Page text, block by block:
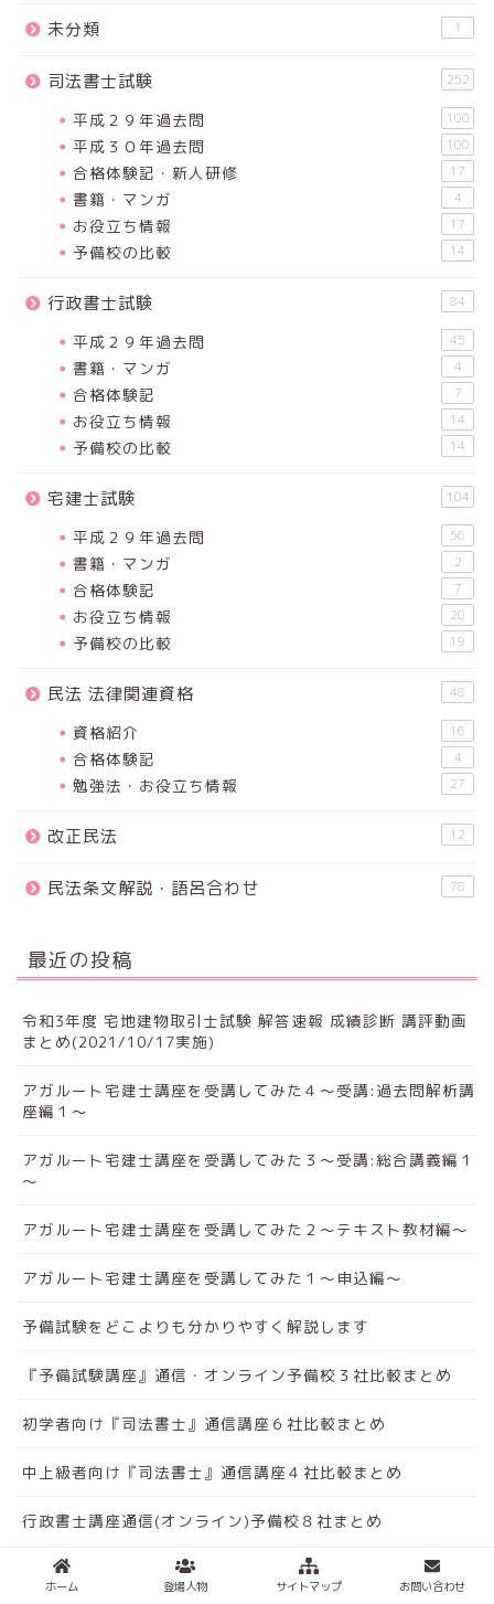
未分類 1
司法書士試験 252
平成２９年過去問 100
平成３０年過去問 100
合格体験記・新人研修 17
書籍・マンガ 4
お役立ち情報 17
予備校の比較 14
行政書士試験 84
平成２９年過去問 45
書籍・マンガ 4
合格体験記 7
お役立ち情報 14
予備校の比較 14
宅建士試験 104
平成２９年過去問 56
書籍・マンガ 2
合格体験記 7
お役立ち情報 20
予備校の比較 19
民法 法律関連資格 48
資格紹介 16
合格体験記 4
勉強法・お役立ち情報 27
改正民法 12
民法条文解説・語呂合わせ 78
最近の投稿
令和3年度 宅地建物取引士試験 解答速報 成績診断 講評動画
まとめ(2021/10/17実施)
アガルート宅建士講座を受講してみた４～受講:過去問解析講
座編１～
アガルート宅建士講座を受講してみた３～受講:総合講義編１
～
アガルート宅建士講座を受講してみた２～テキスト教材編～
アガルート宅建士講座を受講してみた１～申込編～
予備試験をどこよりも分かりやすく解説します
『予備試験講座』通信・オンライン予備校３社比較まとめ
初学者向け『司法書士』通信講座６社比較まとめ
中上級者向け『司法書士』通信講座４社比較まとめ
行政書士講座通信(オンライン)予備校８社まとめ
宅建講座通信(オンライン)予備校9社まとめ
ホーム 登場人物 サイトマップ お問い合わせ